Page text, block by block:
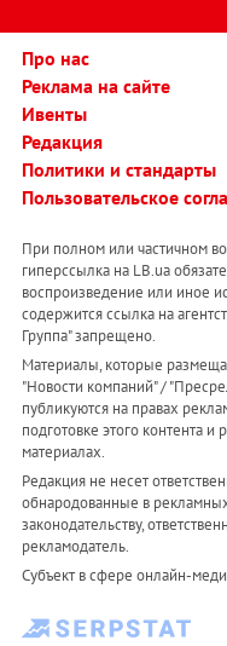
Про нас
Реклама на сайте
Ивенты
Редакция
Политики и стандарты
Пользовательское
При полном или частичном
гиперссылка на LB.ua
воспроизведение или иное
содержится ссылка на
Группа" запрещено.
Материалы, которые
"Новости компаний" /
публикуются на правах
подготовке этого контента
материалах.
Редакция не несет
обнародованные в
законодательству,
рекламодатель.
Субъект в сфере онлайн-